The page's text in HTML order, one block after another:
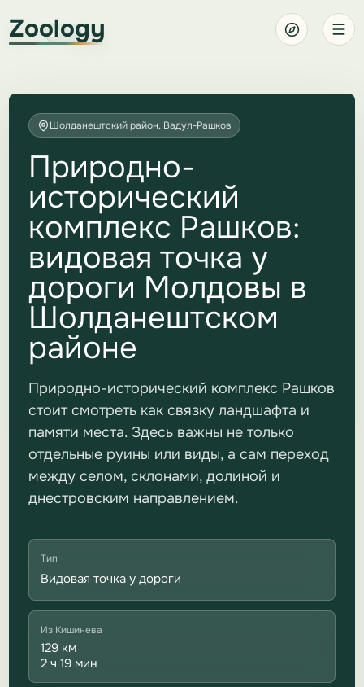
Zoology
Шолданештский район, Вадул-Рашков
Природно-
исторический
комплекс Рашков:
видовая точка у
дороги Молдовы в
Шолданештском
районе
Природно-исторический комплекс Рашков
стоит смотреть как связку ландшафта и
памяти места. Здесь важны не только
отдельные руины или виды, а сам переход
между селом, склонами, долиной и
днестровским направлением.
Тип
Видовая точка у дороги
Из Кишинева
129 км
2 ч 19 мин